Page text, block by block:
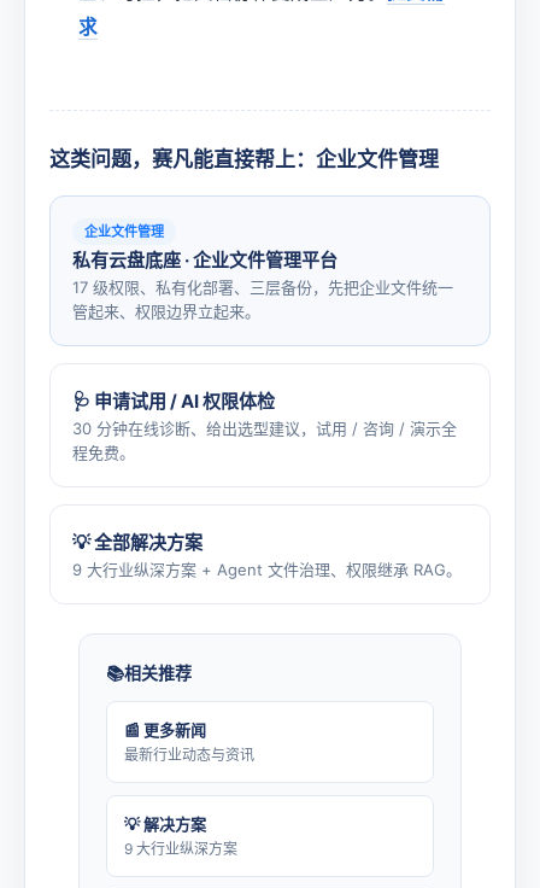
求
这类问题，赛凡能直接帮上：企业文件管理
企业文件管理
私有云盘底座 · 企业文件管理平台
17 级权限、私有化部署、三层备份，先把企业文件统一
管起来、权限边界立起来。
🩺 申请试用 / AI 权限体检
30 分钟在线诊断、给出选型建议，试用 / 咨询 / 演示全
程免费。
💡 全部解决方案
9 大行业纵深方案 + Agent 文件治理、权限继承 RAG。
相关推荐
📰 更多新闻
最新行业动态与资讯
💡 解决方案
9 大行业纵深方案